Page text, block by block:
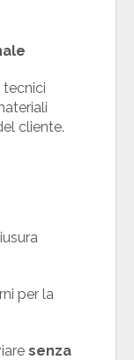
cliente.
per la
senza